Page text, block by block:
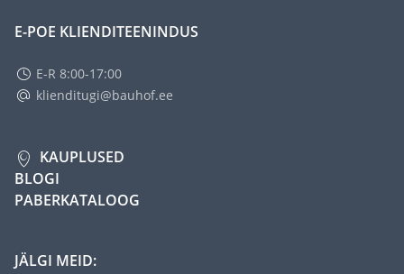
E-POE KLIENDITEENINDUS
E-R 8:00-17:00
klienditugi@bauhof.ee
KAUPLUSED
BLOGI
PABERKATALOOG
JÄLGI MEID: